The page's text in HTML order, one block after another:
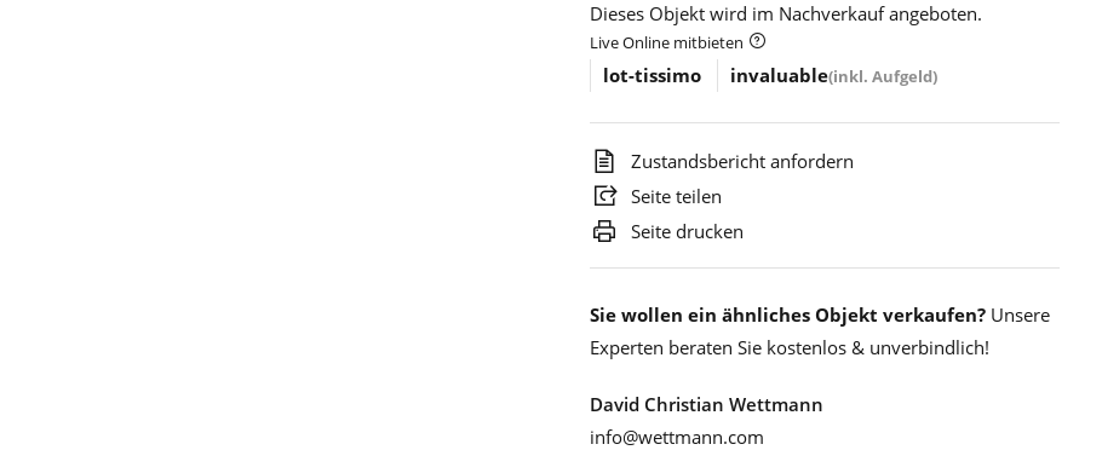
Dieses Objekt wird im Nachverkauf angeboten.
Live Online mitbieten
lot-tissimo invaluable(inkl. Aufgeld)
Zustandsbericht anfordern
Seite teilen
Seite drucken
Sie wollen ein ähnliches Objekt verkaufen?Unsere
Experten beraten Sie kostenlos & unverbindlich!
David Christian Wettmann
info@wettmann.com